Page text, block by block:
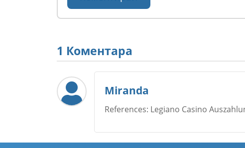
1 Коментара
Miranda
References: Legiano Casino
Име*